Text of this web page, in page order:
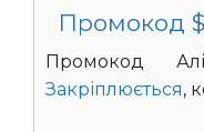
Промокод
Промокод
Закріплюється,